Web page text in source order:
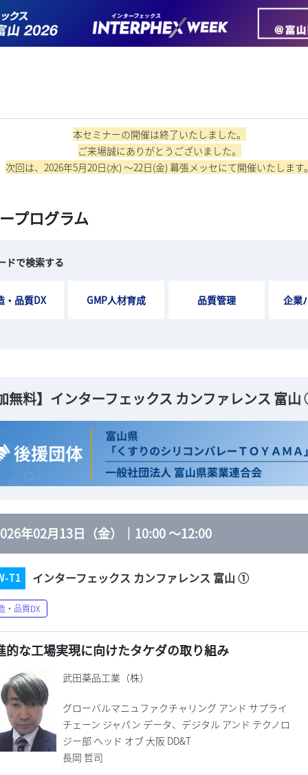
本セミナーの開催は終了いたしました。
ご来場誠にありがとうございました。
次回は、2026年5月20日(水) ～22日(金) 幕張メッセにて開催いたします
プログラム
ドで検索する
・品質DX GMP人材育成 品質管理 企業
無料】インターフェックス カンファレンス 富
年02月13日（金） ｜ 10:00 ～12:00
T1 インターフェックス カンファレンス 富山 ①
・品質DX
的な工場実現に向けたタケダの取り組み
武田薬品工業（株）
グローバルマニュファクチャリング アンド サプライ
チェーン ジャパン データ、デジタル アンド テクノロ
ジー部 ヘッド オブ 大阪 DD&T
長岡 哲司